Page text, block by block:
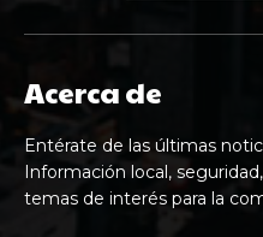
Acerca de
Entérate de las últimas
Información local,
temas de interés para la